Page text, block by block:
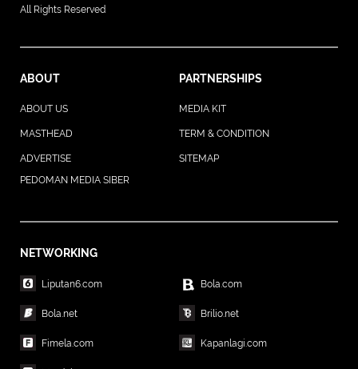
All Rights Reserved
ABOUT PARTNERSHIPS
ABOUT US MEDIA KIT
MASTHEAD TERM & CONDITION
ADVERTISE
SITEMAP
PEDOMAN MEDIA SIBER
NETWORKING
Liputan6.com Bola.com
Bola.net Brilio.net
Fimela.com Kapanlagi.com